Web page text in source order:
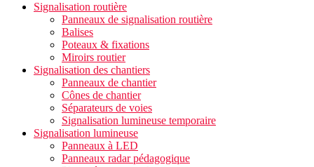
Signalisation routière
Panneaux de signalisation routière
Balises
Poteaux & fixations
Miroirs routier
Signalisation des chantiers
Panneaux de chantier
Cônes de chantier
Séparateurs de voies
Signalisation lumineuse temporaire
Signalisation lumineuse
Panneaux à LED
Panneaux radar pédagogique